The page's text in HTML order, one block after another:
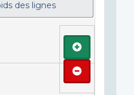
des lignes
Ajouter
Retirer